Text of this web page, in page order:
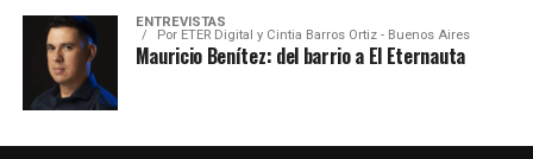
ENTREVISTAS
Por ETER Digital y Cintia Barros Ortiz - Buenos Aires
Mauricio Benítez: del barrio a El Eternauta